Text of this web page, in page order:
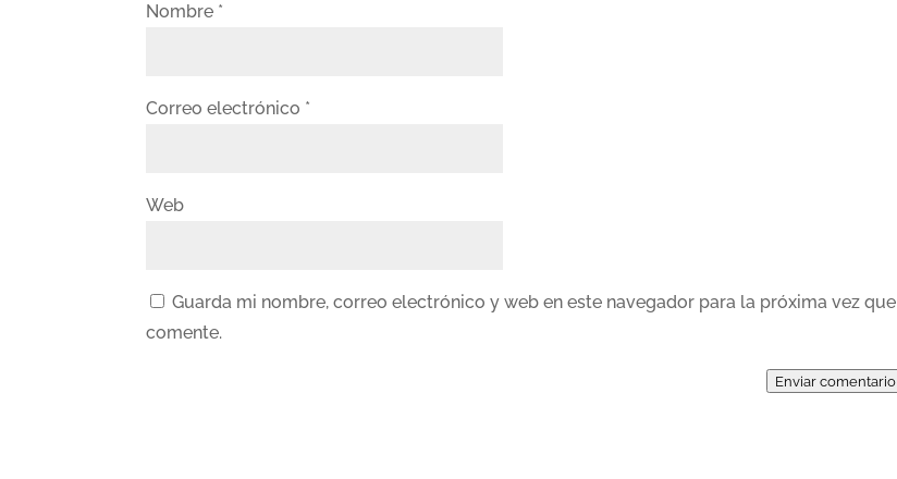
Nombre *
Correo electrónico *
Web
Guarda mi nombre, correo electrónico y web en este navegador para la próxima vez que
comente.
Enviar comentario